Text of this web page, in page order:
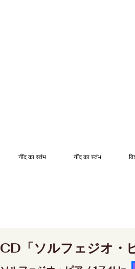
नींद का स्तंभ नींद का स्तंभ
CD「ソルフェジオ・